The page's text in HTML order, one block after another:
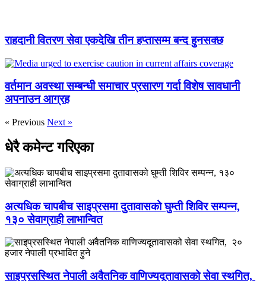
राहदानी वितरण सेवा एकदेखि तीन हप्तासम्म बन्द हुनसक्छ
वर्तमान अवस्था सम्बन्धी समाचार प्रसारण गर्दा विशेष सावधानी
अपनाउन आग्रह
« Previous Next »
धेरै कमेन्ट गरिएका
अत्यधिक चापबीच साइप्रसमा दुतावासको घुम्ती शिविर सम्पन्न,
१३० सेवाग्राही लाभान्वित
साइप्रसस्थित नेपाली अवैतनिक वाणिज्यदूतावासको सेवा स्थगित,